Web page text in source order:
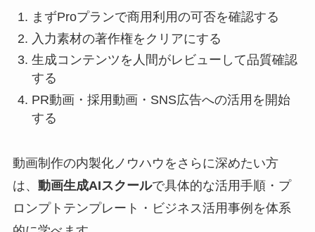
まずProプランで商用利用の可否を確認する
入力素材の著作権をクリアにする
生成コンテンツを人間がレビューして品質確認
する
PR動画・採用動画・SNS広告への活用を開始
する
動画制作の内製化ノウハウをさらに深めたい方
は、 動画生成AIスクールで具体的な活用手順・プ
ロンプトテンプレート・ビジネス活用事例を体系